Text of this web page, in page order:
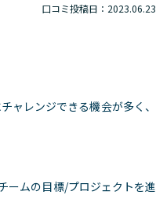
口コミ投稿日：2023.06.23
ャレンジできる機会が多く、
ームの目標/プロジェクトを進